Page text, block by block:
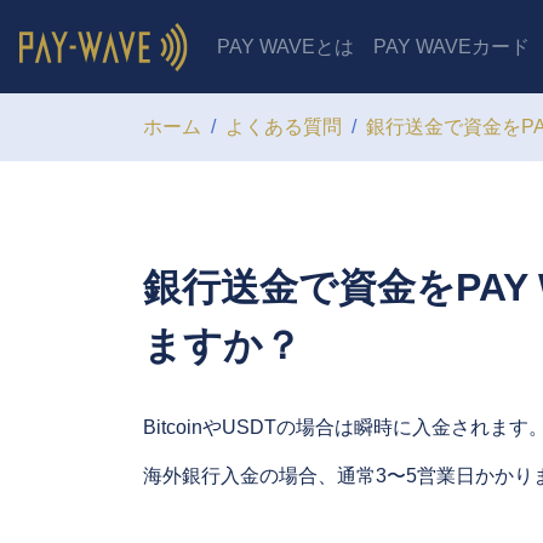
PAY WAVEとは PAY WAVEカード
ホーム よくある質問 銀行送金で資金を
銀行送金で資金を
ますか？
BitcoinやUSDTの場合は瞬時に入金されます
海外銀行入金の場合、通常3〜5営業日かか